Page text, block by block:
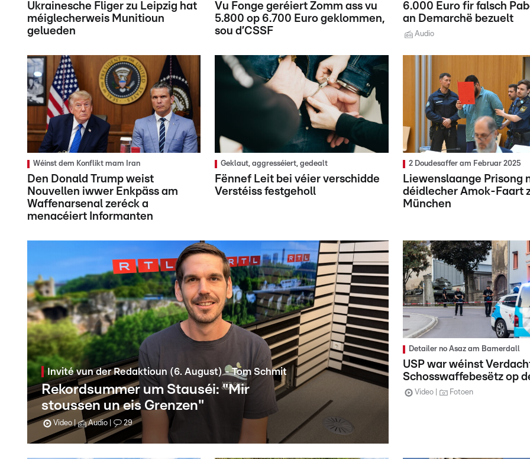
Ukrainesche Fliger zu Leipzig hat
méiglecherweis Munitioun
gelueden
Vu Fonge geréiert Zomm ass vu
5.800 op 6.700 Euro geklommen,
sou d’CSSF
6.000 Euro fir falsch
an Demarchë bezuelt
Audio
Wéinst dem Konflikt mam Iran
Den Donald Trump weist
Nouvellen iwwer Enkpäss am
Waffenarsenal zeréck a
menacéiert Informanten
Geklaut, aggresséiert, gedealt
Fënnef Leit bei véier verschidde
Verstéiss festgeholl
2 Doudesaffer am Februar 2025
Liewenslaange Prisong
déidlecher Amok-Faart
München
Invité vun der Redaktioun (6. August) - Tom Schmit
Rekordsummer um Stauséi: "Mir
stoussen un eis Grenzen"
Video Audio 29
Detailer no Asaz am Bamerdall
USP war wéinst
Schosswaffebesëtz op
Video Fotoen